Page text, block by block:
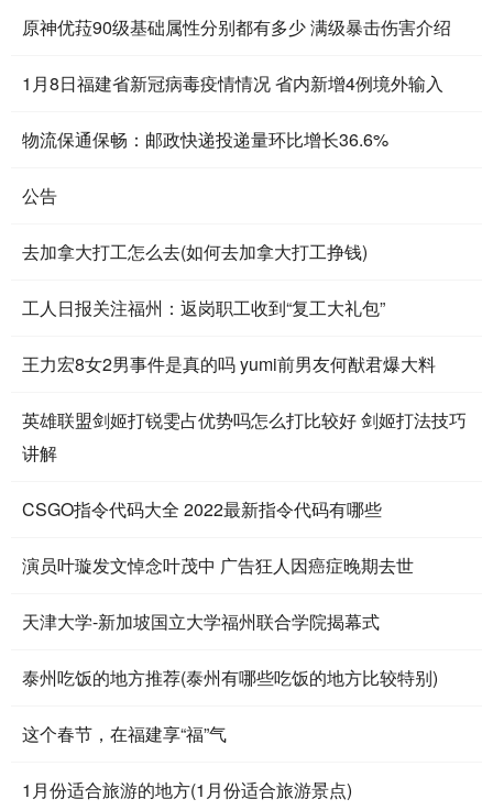
原神优菈90级基础属性分别都有多少 满级暴击伤害介绍
1月8日福建省新冠病毒疫情情况 省内新增4例境外输入
物流保通保畅：邮政快递投递量环比增长36.6%
公告
去加拿大打工怎么去(如何去加拿大打工挣钱)
工人日报关注福州：返岗职工收到“复工大礼包”
王力宏8女2男事件是真的吗 yumi前男友何猷君爆大料
英雄联盟剑姬打锐雯占优势吗怎么打比较好 剑姬打法技巧
讲解
CSGO指令代码大全 2022最新指令代码有哪些
演员叶璇发文悼念叶茂中 广告狂人因癌症晚期去世
天津大学-新加坡国立大学福州联合学院揭幕式
泰州吃饭的地方推荐(泰州有哪些吃饭的地方比较特别)
这个春节，在福建享“福”气
1月份适合旅游的地方(1月份适合旅游景点)